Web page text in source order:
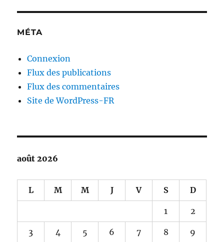
MÉTA
Connexion
Flux des publications
Flux des commentaires
Site de WordPress-FR
août 2026
L M M J V S D
1 2
3 4 5 6 7 8 9